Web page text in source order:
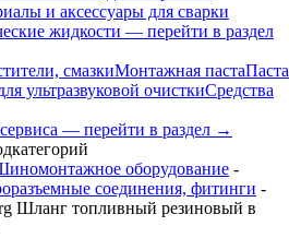
и аксессуары для сварки
жидкости — перейти в раздел
смазкиМонтажная пастаПаста
ультразвуковой очисткиСредства
— перейти в раздел →
оборудование -
соединения, фитинги -
Шланг топливный резиновый в